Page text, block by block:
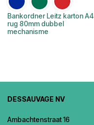
Bankordner Leitz karton A4
rug 80mm dubbel
mechanisme
DESSAUVAGE NV
Ambachtenstraat 16